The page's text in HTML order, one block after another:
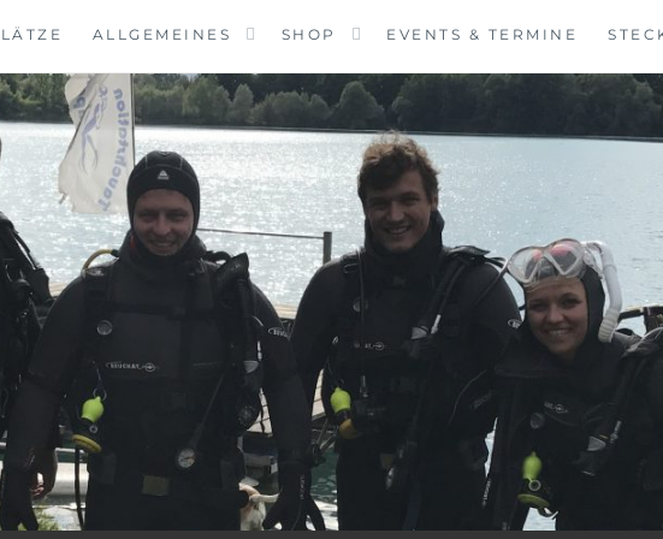
ALLGEMEINES SHOP EVENTS & TERMINE